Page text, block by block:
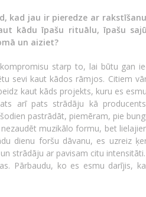
kad jau ir pieredze ar
kādu īpašu rituālu, īpašu
un aiziet?
starp to, lai būtu gan
sevi kaut kādos rāmjos. Citiem
kaut kāds projekts, kuru es
arī pats strādāju kā
pastrādāt, piemēram, pie
muzikālo formu, bet
dienu foršu dāvanu, es uzreiz
strādāju ar pavisam citu
Pārbaudu, ko es esmu darījis,